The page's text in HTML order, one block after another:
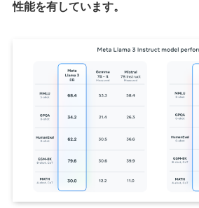
性能を有しています。